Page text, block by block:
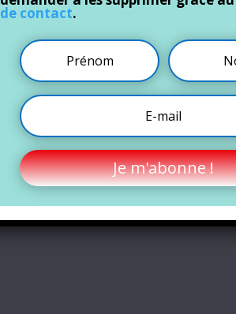
de contact.
Je m'abonne !